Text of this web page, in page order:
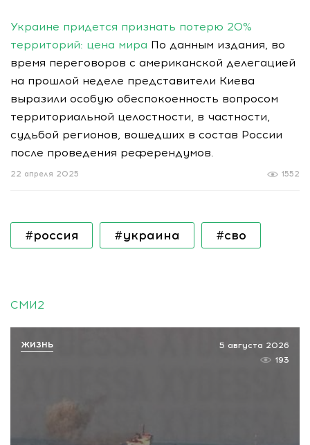
Украине придется признать потерю 20%
территорий: цена мира По данным издания, во
время переговоров с американской делегацией
на прошлой неделе представители Киева
выразили особую обеспокоенность вопросом
территориальной целостности, в частности,
судьбой регионов, вошедших в состав России
после проведения референдумов.
1552
22 апреля 2025
#россия #украина #сво
СМИ2
5 августа 2026
193
ЖИЗНЬ